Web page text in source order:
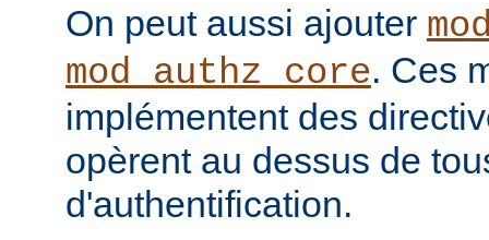
On peut aussi ajouter
mod_authz_core. Ces
implémentent des
opèrent au dessus de
d'authentification.